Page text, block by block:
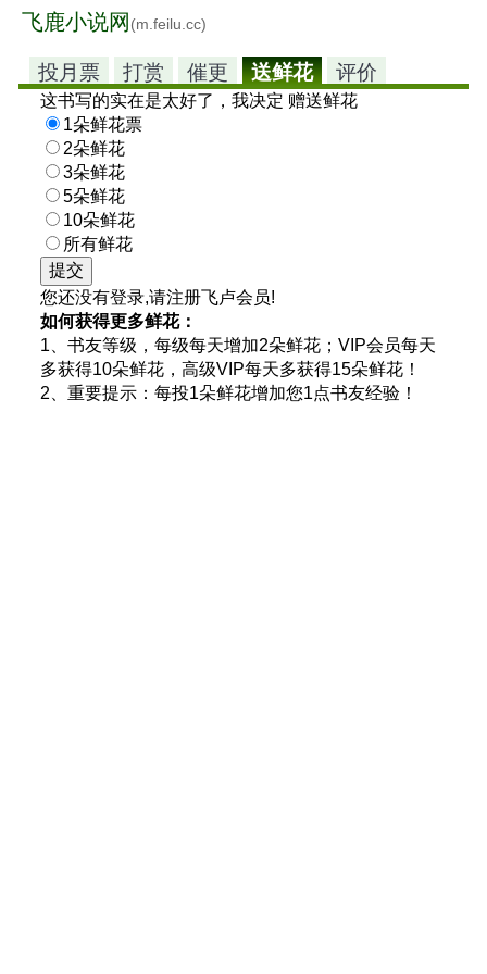
飞鹿小说网 (m.feilu.cc)
投月票 打赏 催更 送鲜花 评价
这书写的实在是太好了，我决定 赠送鲜花
1朵鲜花票
2朵鲜花
3朵鲜花
5朵鲜花
10朵鲜花
所有鲜花
您还没有登录,请注册飞卢会员!
如何获得更多鲜花：
1、书友等级，每级每天增加2朵鲜花；VIP会员每天
多获得10朵鲜花，高级VIP每天多获得15朵鲜花！
2、重要提示：每投1朵鲜花增加您1点书友经验！